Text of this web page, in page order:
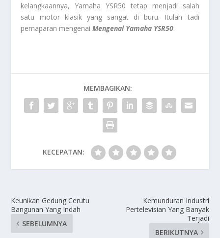
kelangkaannya, Yamaha YSR50 tetap menjadi salah
satu motor klasik yang sangat di buru. Itulah tadi
pemaparan mengenaiMengenal Yamaha YSR50.
MEMBAGIKAN:
KECEPATAN:
Keunikan Gedung Cerutu
Bangunan Yang Indah
SEBELUMNYA
Kemunduran Industri
Pertelevisian Yang Banyak
Terjadi
BERIKUTNYA